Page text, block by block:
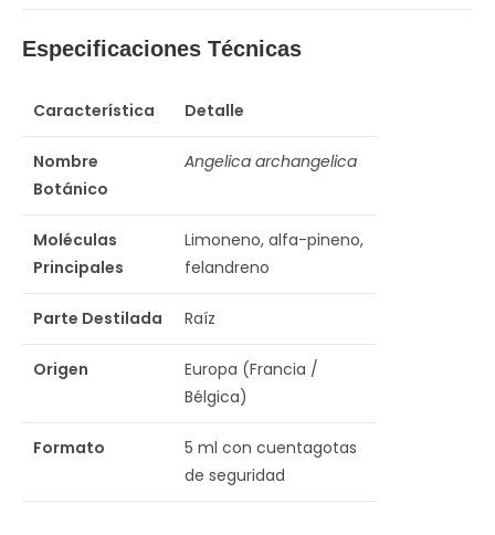
Especificaciones Técnicas
Característica Detalle
Nombre
Botánico
Angelica archangelica
Moléculas
Principales
Limoneno, alfa-pineno,
felandreno
Parte Destilada Raíz
Origen
Europa (Francia /
Bélgica)
Formato
5 ml con cuentagotas
de seguridad